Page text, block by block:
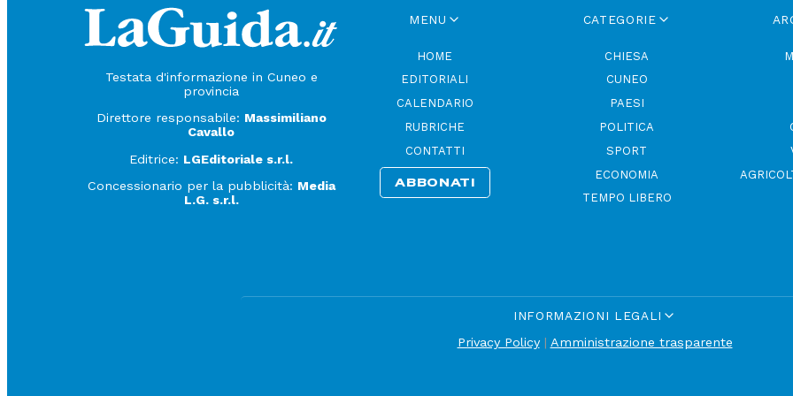
Testata d'informazione in Cuneo e
provincia
Direttore responsabile: Massimiliano
Cavallo
Editrice: LGEditoriale s.r.l.
Concessionario per la pubblicità: Media
L.G. s.r.l.
MENU
HOME
EDITORIALI
CALENDARIO
RUBRICHE
CONTATTI
ABBONATI
CATEGORIE
CHIESA
CUNEO
PAESI
POLITICA
SPORT
ECONOMIA
TEMPO LIBERO
INFORMAZIONI LEGALI
Privacy Policy| Amministrazione trasparente